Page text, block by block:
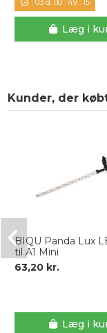
03d. 00: 49: 14
Læg i
Kunder, der
BIQU Panda Lux
til A1 Mini
63,20 kr.
Læg i